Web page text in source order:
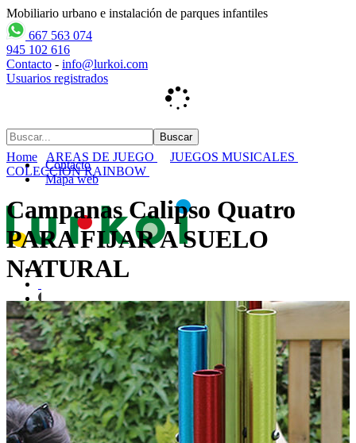
Mobiliario urbano e instalación de parques infantiles
667 563 074
945 102 616
Contacto - info@lurkoi.com
Usuarios registrados
Contacto
Mapa web
Home AREAS DE JUEGO
JUEGOS MUSICALES
COLECCION RAINBOW
Campanas Calipso Quatro
PARA FIJAR A SUELO
NATURAL